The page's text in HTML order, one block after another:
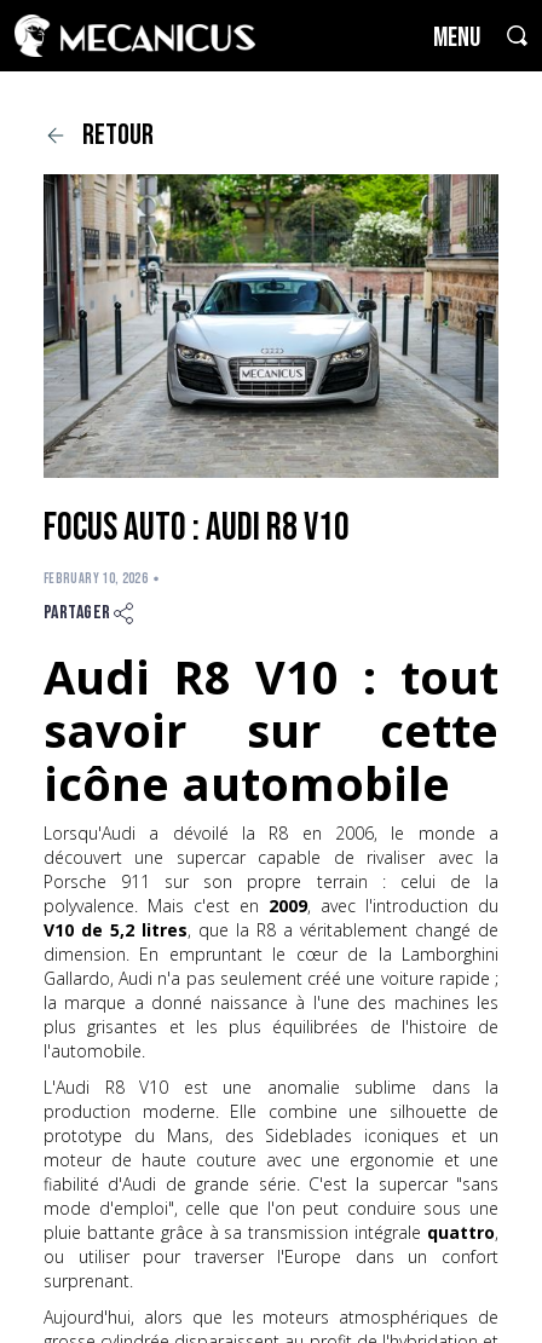
MENU
retour
Focus Auto : Audi R8 V10
FEBRUARY 10, 2026
Partager
Audi R8 V10 : tout
savoir sur cette
icône automobile
Lorsqu'Audi a dévoilé la R8 en 2006, le monde a
découvert une supercar capable de rivaliser avec la
Porsche 911 sur son propre terrain : celui de la
polyvalence. Mais c'est en 2009, avec l'introduction du
V10 de 5,2 litres, que la R8 a véritablement changé de
dimension. En empruntant le cœur de la Lamborghini
Gallardo, Audi n'a pas seulement créé une voiture rapide ;
la marque a donné naissance à l'une des machines les
plus grisantes et les plus équilibrées de l'histoire de
l'automobile.
L'Audi R8 V10 est une anomalie sublime dans la
production moderne. Elle combine une silhouette de
prototype du Mans, des Sideblades iconiques et un
moteur de haute couture avec une ergonomie et une
fiabilité d'Audi de grande série. C'est la supercar "sans
mode d'emploi", celle que l'on peut conduire sous une
pluie battante grâce à sa transmission intégrale quattro,
ou utiliser pour traverser l'Europe dans un confort
surprenant.
Aujourd'hui, alors que les moteurs atmosphériques de